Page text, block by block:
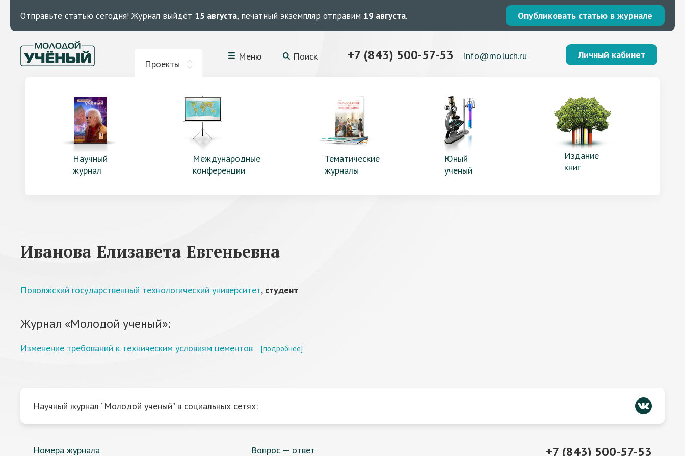
Отправьте статью сегодня! Журнал выйдет 15 августа, печатный экземпляр отправим 19 августа. Опубликовать статью в журнале
Проекты
Меню Поиск +7 (843) 500-57-53 info@moluch.ru Личный кабинет
Научный
журнал
Международные
конференции
Тематические
журналы
Юный
ученый
Издание
книг
Иванова Елизавета Евгеньевна
Поволжский государственный технологический университет, студент
Журнал «Молодой ученый»:
Изменение требований к техническим условиям цементов [подробнее]
Научный журнал “Молодой ученый” в социальных сетях:
Номера журнала Вопрос — ответ +7 (843) 500-57-53